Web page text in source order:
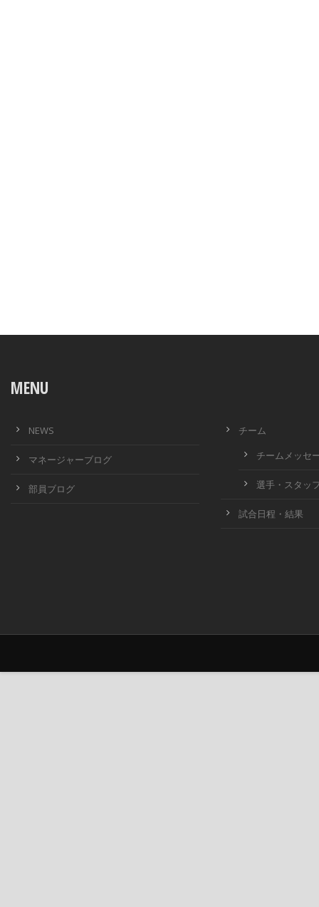
MENU
NEWS
マネージャーブログ
部員ブログ
チーム
チームメッセ
選手・スタッ
試合日程・結果